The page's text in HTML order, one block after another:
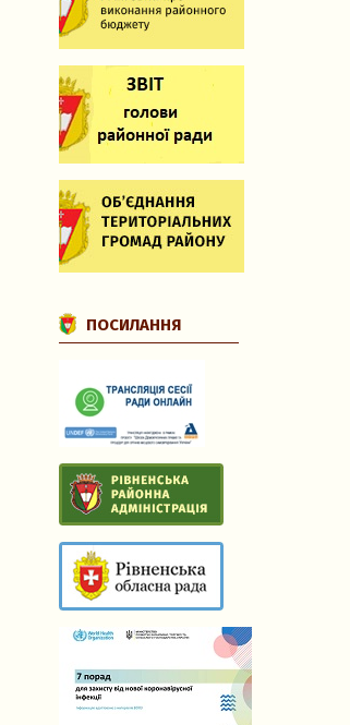
ПОСИЛАННЯ